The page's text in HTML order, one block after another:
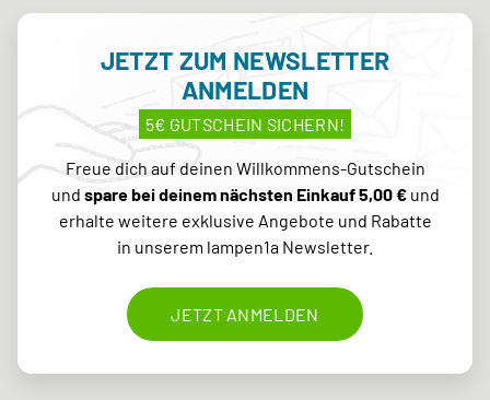
JETZT ZUM NEWSLETTER
ANMELDEN
5€ GUTSCHEIN SICHERN!
Freue dich auf deinen Willkommens-Gutschein
und spare bei deinem nächsten Einkauf 5,00 €und
erhalte weitere exklusive Angebote und Rabatte
in unserem lampen1a Newsletter.
JETZT ANMELDEN